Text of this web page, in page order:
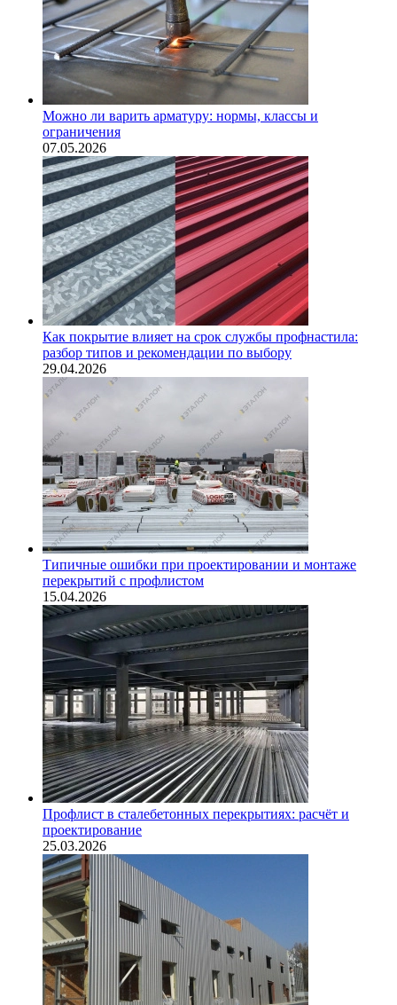
Можно ли варить арматуру: нормы, классы и
ограничения
07.05.2026
Как покрытие влияет на срок службы профнастила:
разбор типов и рекомендации по выбору
29.04.2026
Типичные ошибки при проектировании и монтаже
перекрытий с профлистом
15.04.2026
Профлист в сталебетонных перекрытиях: расчёт и
проектирование
25.03.2026